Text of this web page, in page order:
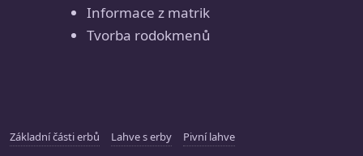
Informace z matrik
Tvorba rodokmenů
Základní části erbů Lahve s erby
Pivní lahve